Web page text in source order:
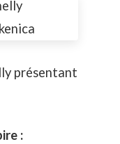
présentant
: